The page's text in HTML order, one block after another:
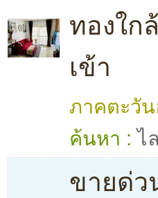
ทองใก
เข้า
ภาคตะวั
ค้นหา : ไ
ขายด่ว